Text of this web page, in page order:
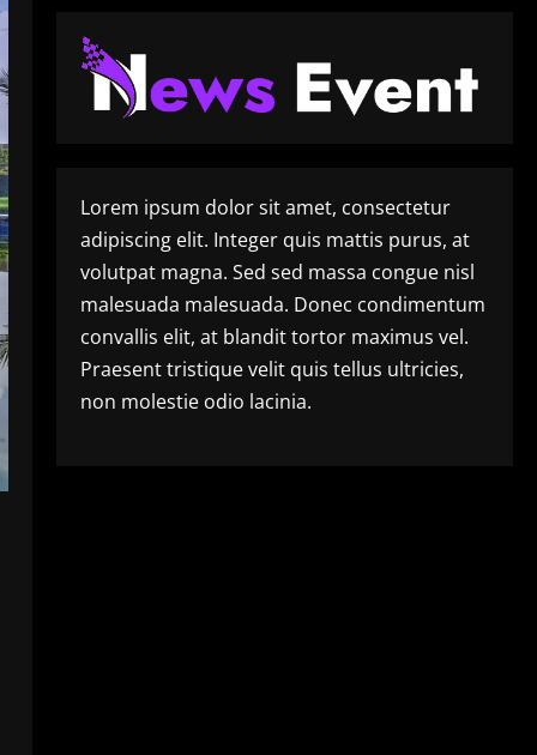
Lorem ipsum dolor sit amet, consectetur
adipiscing elit. Integer quis mattis purus, at
volutpat magna. Sed sed massa congue nisl
malesuada malesuada. Donec condimentum
convallis elit, at blandit tortor maximus vel.
Praesent tristique velit quis tellus ultricies,
non molestie odio lacinia.